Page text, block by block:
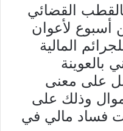
القضائي
أسبوع لأعوان
المالية
بالعوينة
على معنى
وذلك على
فساد مالي في